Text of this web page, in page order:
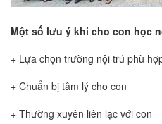
Một số lưu ý khi cho con học
+ Lựa chọn trường nội trú phù
+ Chuẩn bị tâm lý cho con
+ Thường xuyên liên lạc với con